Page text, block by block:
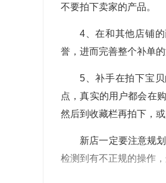
不要拍下卖家的产品。
4、在和其他店铺
誉，进而完善整个补单
5、补手在拍下宝
点，真实的用户都会在
然后到收藏栏再拍下，
新店一定要注意规
检测到有不正规的操作